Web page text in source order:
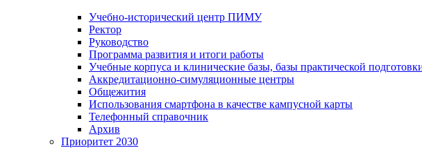
Учебно-исторический центр ПИМУ
Ректор
Руководство
Программа развития и итоги работы
Учебные корпуса и клинические базы, базы практической
Аккредитационно-симуляционные центры
Общежития
Использования смартфона в качестве кампусной карты
Телефонный справочник
Архив
Приоритет 2030